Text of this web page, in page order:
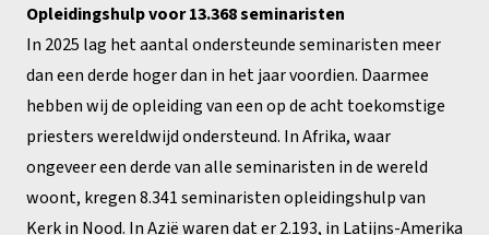
Opleidingshulp voor 13.368 seminaristen
In 2025 lag het aantal ondersteunde seminaristen meer
dan een derde hoger dan in het jaar voordien. Daarmee
hebben wij de opleiding van een op de acht toekomstige
priesters wereldwijd ondersteund. In Afrika, waar
ongeveer een derde van alle seminaristen in de wereld
woont, kregen 8.341 seminaristen opleidingshulp van
Kerk in Nood. In Azië waren dat er 2.193, in Latijns-Amerika